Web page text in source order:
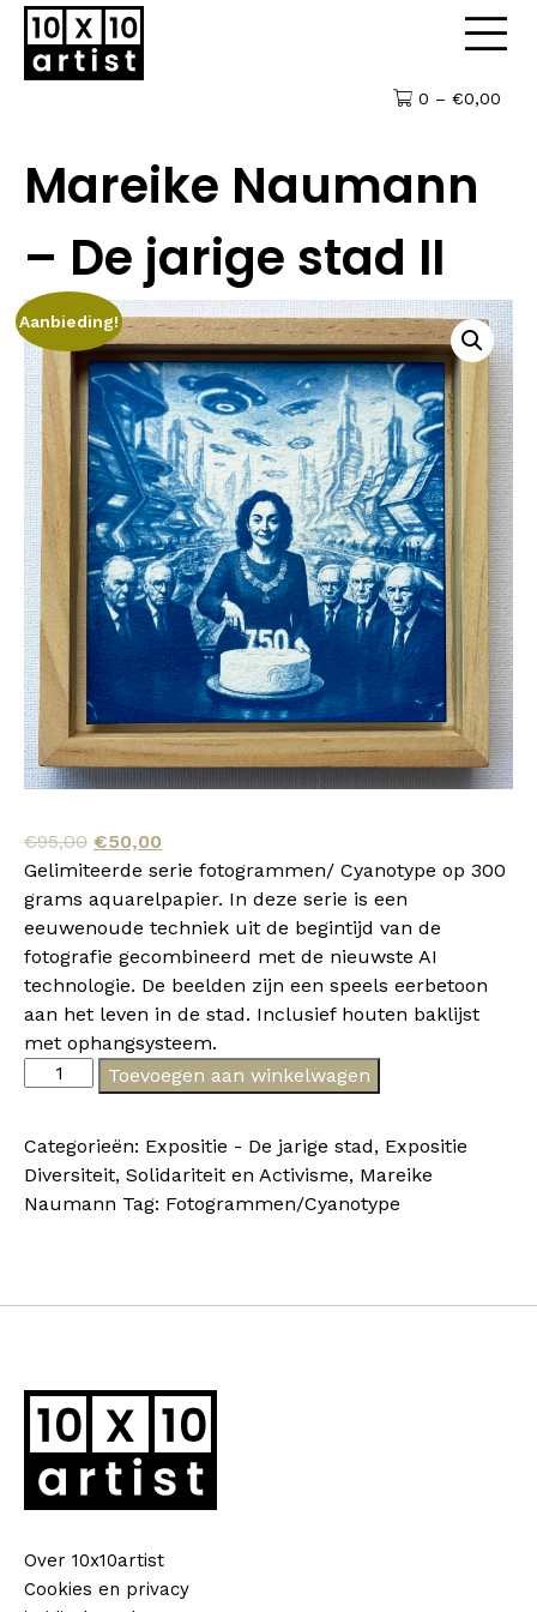
0 – €0,00
Mareike Naumann
– De jarige stad II
Aanbieding!
€95,00 Oorspronkelijke
prijs
was:
€95,00.
€50,00
prijs
is:
€50,00.
Gelimiteerde serie fotogrammen/ Cyanotype op 300
grams aquarelpapier. In deze serie is een
eeuwenoude techniek uit de begintijd van de
fotografie gecombineerd met de nieuwste AI
technologie. De beelden zijn een speels eerbetoon
aan het leven in de stad. Inclusief houten baklijst
met ophangsysteem.
Mareike
Naumann
De
jarige
stad
Toevoegen aan winkelwagen
Categorieën: Expositie - De jarige stad, Expositie
Diversiteit, Solidariteit en Activisme, Mareike
Naumann Tag: Fotogrammen/Cyanotype
Over 10x10artist
Cookies en privacy